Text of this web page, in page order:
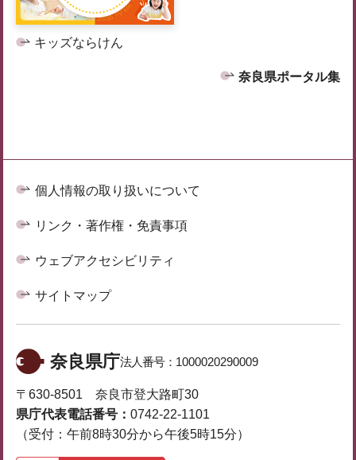
キッズならけん
奈良県ポータル集
個人情報の取り扱いについて
リンク・著作権・免責事項
ウェブアクセシビリティ
サイトマップ
奈良県庁法人番号： 1000020290009
〒630-8501 奈良市登大路町30
県庁代表電話番号： 0742-22-1101
（受付：午前8時30分から午後5時15分）